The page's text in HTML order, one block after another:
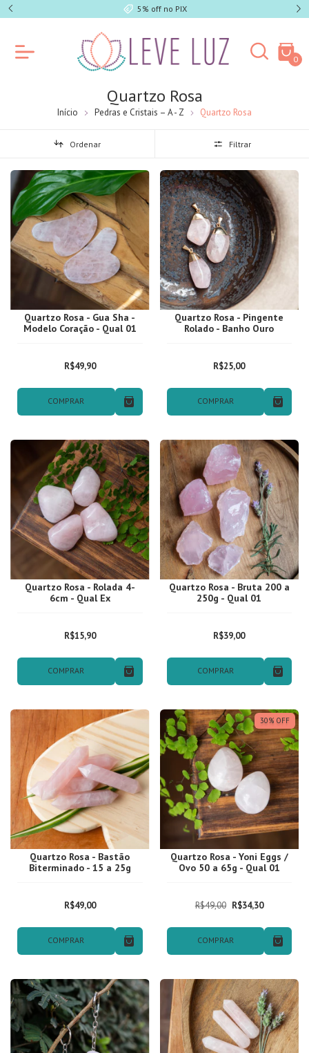
5% off no PIX
0
Quartzo Rosa
Início Pedras e Cristais – A - Z Quartzo Rosa
Ordenar Filtrar
Quartzo Rosa - Gua Sha -
Modelo Coração - Qual 01
R$49,90
COMPRAR
Quartzo Rosa - Pingente
Rolado - Banho Ouro
R$25,00
COMPRAR
Quartzo Rosa - Rolada 4-
6cm - Qual Ex
R$15,90
COMPRAR
Quartzo Rosa - Bruta 200 a
250g - Qual 01
R$39,00
COMPRAR
Quartzo Rosa - Bastão
Biterminado - 15 a 25g
R$49,00
COMPRAR
30% OFF
Quartzo Rosa - Yoni Eggs /
Ovo 50 a 65g - Qual 01
R$49,00 R$34,30
COMPRAR